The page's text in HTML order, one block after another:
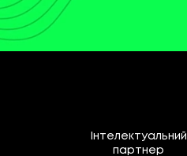
Інтелектуальний
партнер